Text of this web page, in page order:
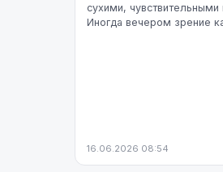
сухими,
Иногда вечером зрение
16.06.2026 08:54